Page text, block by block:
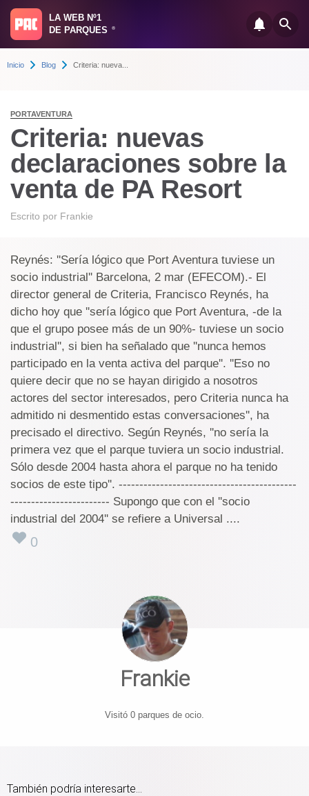
LA WEB Nº1
DE PARQUES
®
Inicio Blog Criteria: nueva...
PORTAVENTURA
Criteria: nuevas
declaraciones sobre la
venta de PA Resort
Escrito por Frankie
Reynés: ''Sería lógico que Port Aventura tuviese un
socio industrial'' Barcelona, 2 mar (EFECOM).- El
director general de Criteria, Francisco Reynés, ha
dicho hoy que ''sería lógico que Port Aventura, -de la
que el grupo posee más de un 90%- tuviese un socio
industrial'', si bien ha señalado que ''nunca hemos
participado en la venta activa del parque''. ''Eso no
quiere decir que no se hayan dirigido a nosotros
actores del sector interesados, pero Criteria nunca ha
admitido ni desmentido estas conversaciones'', ha
precisado el directivo. Según Reynés, ''no sería la
primera vez que el parque tuviera un socio industrial.
Sólo desde 2004 hasta ahora el parque no ha tenido
socios de este tipo''. -------------------------------------------
------------------------ Supongo que con el ''socio
industrial del 2004'' se refiere a Universal ....
0
Frankie
Visitó 0 parques de ocio.
También podría interesarte...